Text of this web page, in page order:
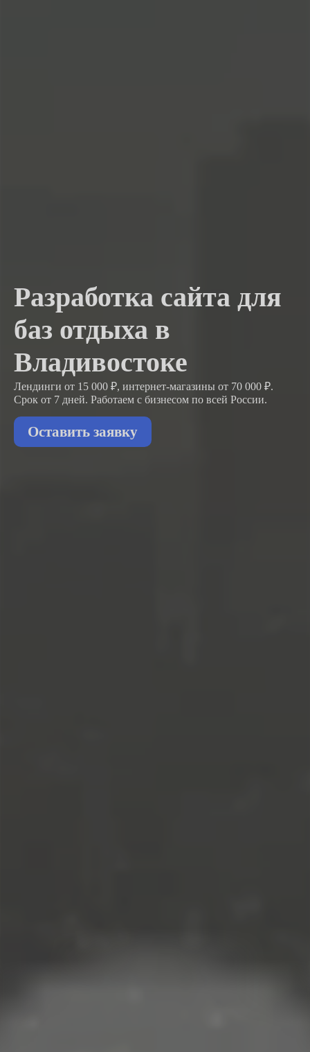
Разработка сайта для
баз отдыха в
Владивостоке
Лендинги от 15 000 ₽, интернет-магазины от 70 000 ₽.
Срок от 7 дней. Работаем с бизнесом по всей России.
Оставить заявку